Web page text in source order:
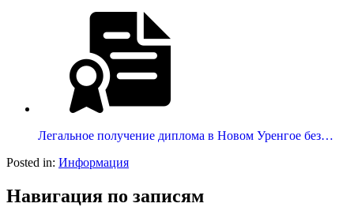
Легальное получение диплома в Новом Уренгое без…
Posted in: Информация
Навигация по записям